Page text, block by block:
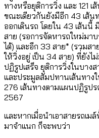
ทางหรือยุติการวิ่ง และ 121
ขณะเดียวกันยังมีอีก 43 เส้น
ออกเดินรถ โดยใน 43 เส้นนี้
สาย (รอการจัดหารถใหม่มา
ได้) และอีก 33 สาย* (รวมส
ให้วิ่งอยู่ เป็น 34 สาย) ที่ยังไ
ปฏิรูปเสร็จ ยุติการวิ่งในบาง
และประมูลสัมปทานเส้นทาง
276 เส้นทางตามแผนปฏิรูปร
2567
และหากเมื่อนำเอาสายรถเม
มาจำแนก ก็จะพบว่า